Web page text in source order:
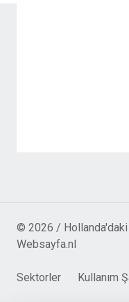
© 2026 / Hollanda'daki
Websayfa.nl
Sektorler Kullanım